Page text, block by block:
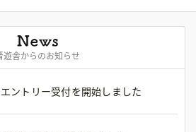
遊舎からのお知らせ
エントリー受付を開始しました